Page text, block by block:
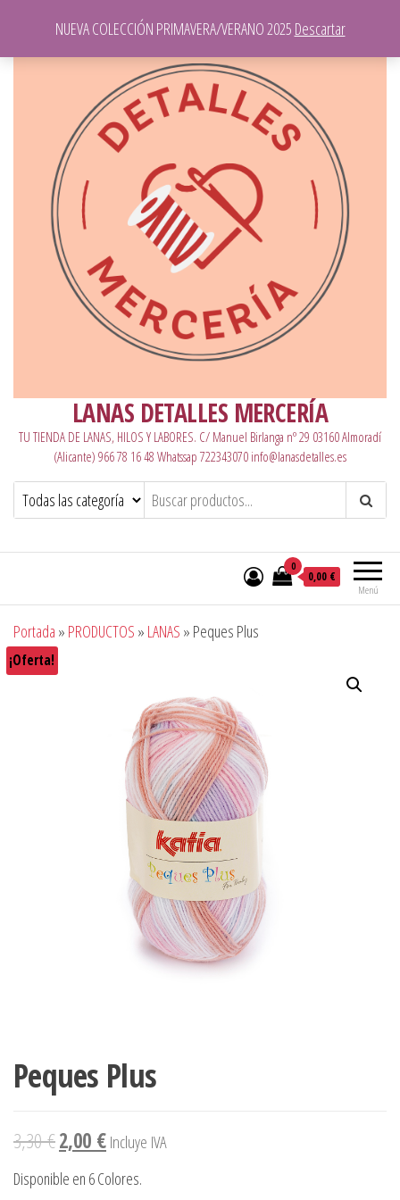
LANAS DETALLES MERCERÍA
TU TIENDA DE LANAS, HILOS Y LABORES. C/ Manuel Birlanga nº 29 03160 Almoradí
(Alicante) 966 78 16 48 Whatssap 722343070 info@lanasdetalles.es
Menú
0
0,00 €
Portada » PRODUCTOS » LANAS » Peques Plus
¡Oferta!
Peques Plus
3,30€2,00 €Incluye IVA
Disponible en 6 Colores.
NUEVA COLECCIÓN PRIMAVERA/VERANO 2025 Descartar